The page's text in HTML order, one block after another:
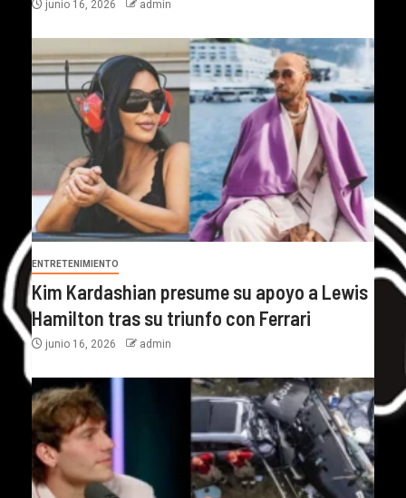
junio 16, 2026 admin
ENTRETENIMIENTO
Kim Kardashian presume su apoyo a Lewis
Hamilton tras su triunfo con Ferrari
junio 16, 2026 admin